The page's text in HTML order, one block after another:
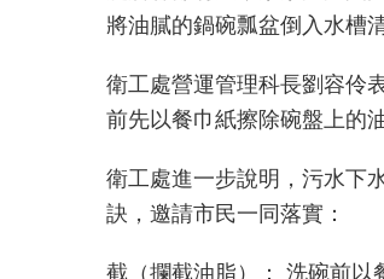
將油膩的鍋碗瓢盆倒入水槽
衛工處營運管理科長劉容伶
前先以餐巾紙擦除碗盤上的
衛工處進一步說明，污水下
訣，邀請市民一同落實：
截（攔截油脂）： 洗碗前以